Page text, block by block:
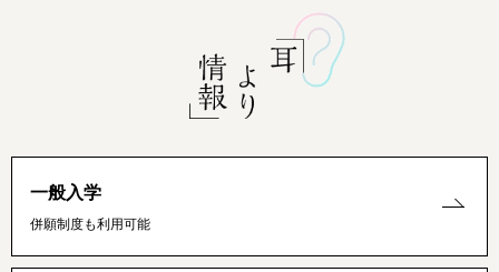
一般入学
併願制度も利用可能